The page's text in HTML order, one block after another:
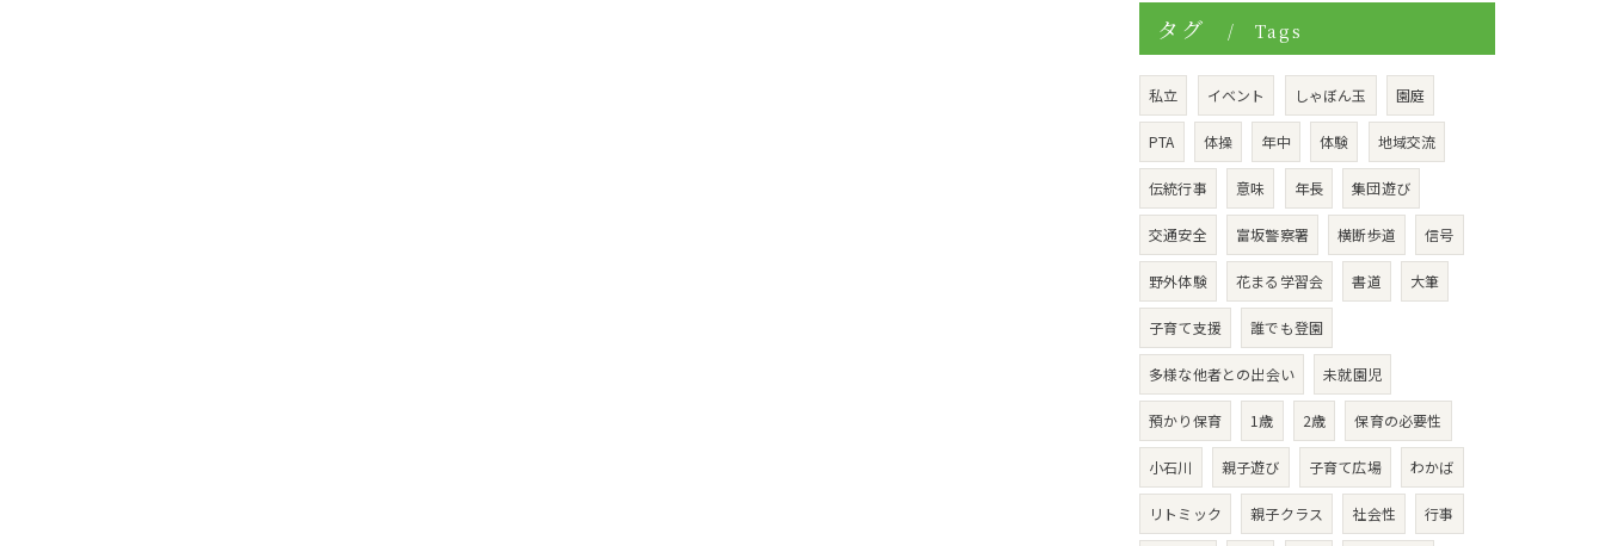
タグ Tags
私立 イベント しゃぼん玉 園庭
PTA 体操 年中 体験 地域交流
伝統行事 意味 年長 集団遊び
交通安全 富坂警察署 横断歩道 信号
野外体験 花まる学習会 書道 大筆
子育て支援 誰でも登園
多様な他者との出会い 未就園児
預かり保育 1歳 2歳 保育の必要性
小石川 親子遊び 子育て広場 わかば
リトミック 親子クラス 社会性 行事